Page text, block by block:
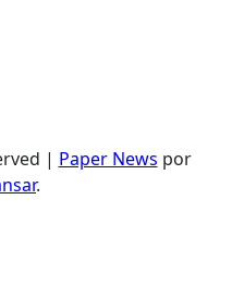
| Paper News por
.